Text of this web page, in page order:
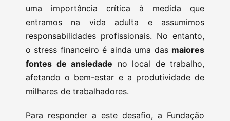
uma importância crítica à medida que
entramos na vida adulta e assumimos
responsabilidades profissionais. No entanto,
o stress financeiro é ainda uma das maiores
fontes de ansiedade no local de trabalho,
afetando o bem-estar e a produtividade de
milhares de trabalhadores.
Para responder a este desafio, a Fundação